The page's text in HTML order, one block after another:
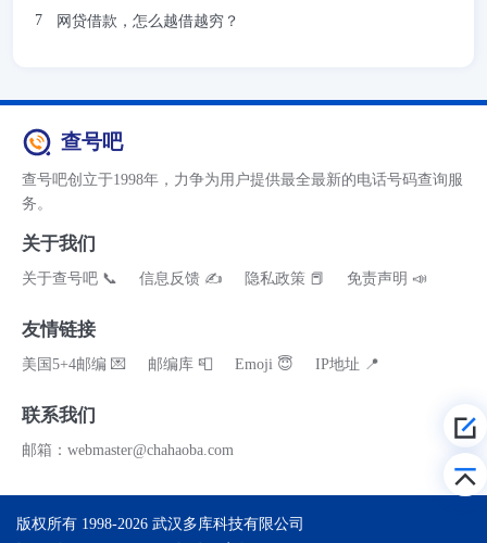
网贷借款，怎么越借越穷？
查号吧
查号吧创立于1998年，力争为用户提供最全最新的电话号码查询服
务。
关于我们
关于查号吧 📞 信息反馈 ✍ 隐私政策 📕 免责声明 📣
友情链接
美国5+4邮编 💌 邮编库 📮 Emoji 😇 IP地址 📍
联系我们
邮箱：webmaster@chahaoba.com
版权所有 1998-2026 武汉多库科技有限公司